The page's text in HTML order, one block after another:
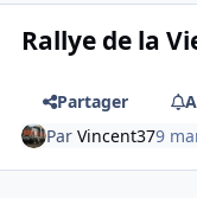
Rallye de la
Partager
ParVincent379